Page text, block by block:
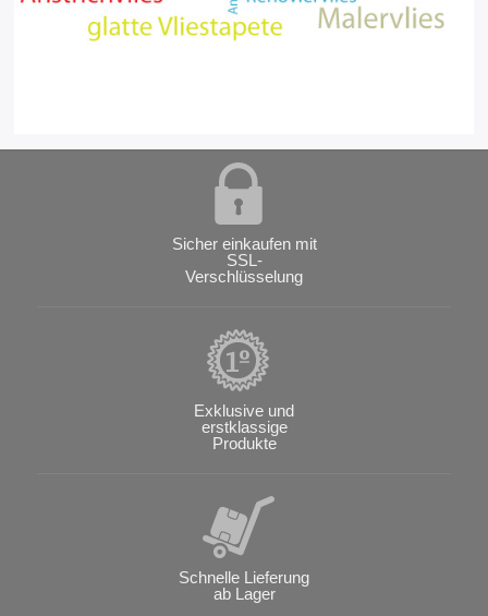
Sicher einkaufen mit
SSL-
Verschlüsselung
Exklusive und
erstklassige
Produkte
Schnelle Lieferung
ab Lager